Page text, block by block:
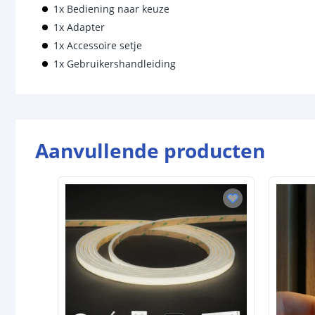
1x Bediening naar keuze
1x Adapter
1x Accessoire setje
1x Gebruikershandleiding
Aanvullende producten